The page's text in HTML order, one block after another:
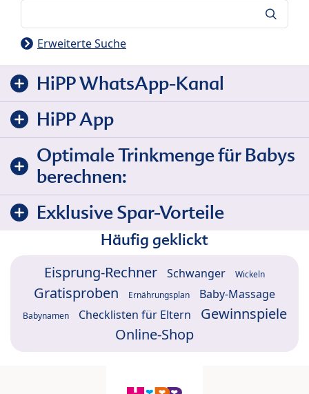
Erweiterte Suche
HiPP WhatsApp-Kanal
HiPP App
Optimale Trinkmenge für Babys
berechnen:
Exklusive Spar-Vorteile
Häufig geklickt
Eisprung-Rechner Schwanger Wickeln
Gratisproben Ernährungsplan Baby-Massage
Babynamen Checklisten für Eltern
Gewinnspiele
Online-Shop